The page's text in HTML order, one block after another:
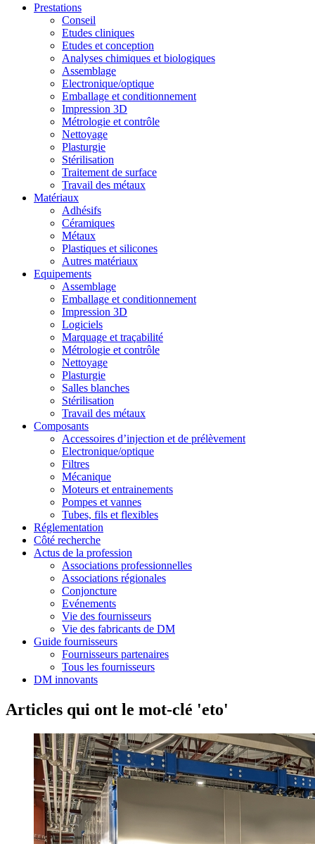
Prestations
Conseil
Etudes cliniques
Etudes et conception
Analyses chimiques et biologiques
Assemblage
Electronique/optique
Emballage et conditionnement
Impression 3D
Métrologie et contrôle
Nettoyage
Plasturgie
Stérilisation
Traitement de surface
Travail des métaux
Matériaux
Adhésifs
Céramiques
Métaux
Plastiques et silicones
Autres matériaux
Equipements
Assemblage
Emballage et conditionnement
Impression 3D
Logiciels
Marquage et traçabilité
Métrologie et contrôle
Nettoyage
Plasturgie
Salles blanches
Stérilisation
Travail des métaux
Composants
Accessoires d’injection et de prélèvement
Electronique/optique
Filtres
Mécanique
Moteurs et entrainements
Pompes et vannes
Tubes, fils et flexibles
Réglementation
Côté recherche
Actus de la profession
Associations professionnelles
Associations régionales
Conjoncture
Evénements
Vie des fournisseurs
Vie des fabricants de DM
Guide fournisseurs
Fournisseurs partenaires
Tous les fournisseurs
DM innovants
Articles qui ont le mot-clé 'eto'